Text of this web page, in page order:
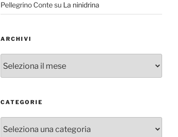
Pellegrino Contesu La ninidrina
ARCHIVI
CATEGORIE